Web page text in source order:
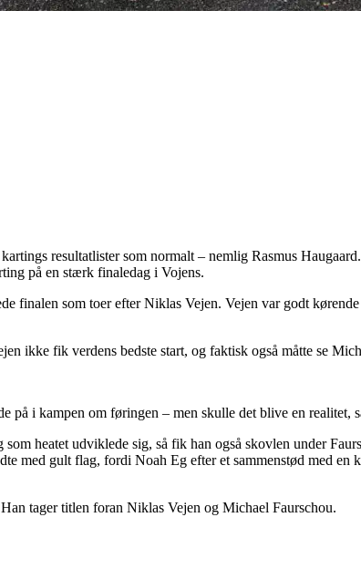
resultatlister som normalt – nemlig Rasmus
på en stærk finaledag i Vojens.
finalen som toer efter Niklas Vejen. Vejen var godt
ikke fik verdens bedste start, og faktisk også måtte se
på i kampen om føringen – men skulle det blive en
heatet udviklede sig, så fik han også skovlen under
med gult flag, fordi Noah Eg efter et sammenstød med en
tager titlen foran Niklas Vejen og Michael Faurschou.